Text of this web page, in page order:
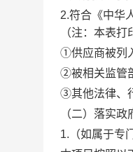
2.符合《中华
（注：本表
①供应商被列
②被相关监管
③其他法律、
（二） 落实政
1. （如属于专